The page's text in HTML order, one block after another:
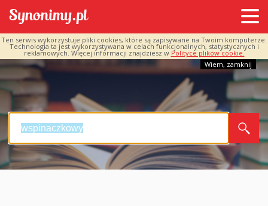
Ten serwis wykorzystuje pliki cookies, które są zapisywane na Twoim komputerze.
Technologia ta jest wykorzystywana w celach funkcjonalnych, statystycznych i
reklamowych. Więcej informacji znajdziesz w Polityce plików cookie.
Wiem, zamknij